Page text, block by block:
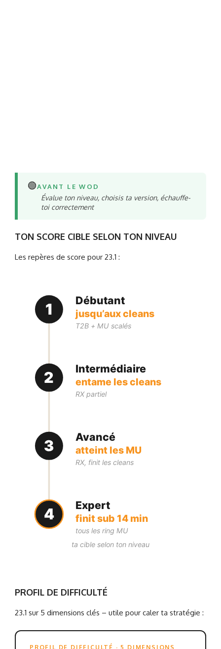
🟢AVANT LE WOD
Évalue ton niveau, choisis ta version, échauffe-
toi correctement
TON SCORE CIBLE SELON TON NIVEAU
Les repères de score pour 23.1 :
1
Débutant
jusqu’aux cleans
T2B + MU scalés
2
Intermédiaire
entame les cleans
RX partiel
3
Avancé
atteint les MU
RX, finit les cleans
4
Expert
finit sub 14 min
tous les ring MU
ta cible selon ton niveau
PROFIL DE DIFFICULTÉ
23.1 sur 5 dimensions clés – utile pour caler ta stratégie :
PROFIL DE DIFFICULTÉ · 5 DIMENSIONS